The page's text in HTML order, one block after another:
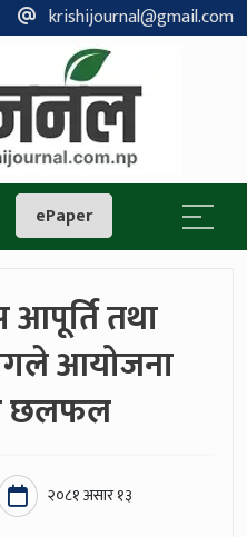
krishijournal@gmail.com
ePaper
आपूर्ति तथा
आयोजना
छलफल
२०८१ असार १३